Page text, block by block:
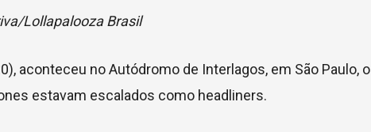
Lollapalooza Brasil
aconteceu no Autódromo de Interlagos, em São Paulo, o
estavam escalados como headliners.